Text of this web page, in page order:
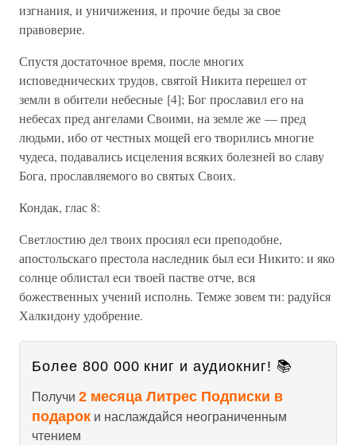
изгнания, и уничижения, и прочие беды за свое
правоверие.
Спустя достаточное время, после многих
исповеднических трудов, святой Никита перешел от
земли в обители небесные [4]; Бог прославил его на
небесах пред ангелами Своими, на земле же — пред
людьми, ибо от честных мощей его творились многие
чудеса, подавались исцеления всяких болезней во славу
Бога, прославляемого во святых Своих.
Кондак, глас 8:
Светлостию дел твоих просиял еси преподобне,
апостольскаго престола наследник был еси Никито: и яко
солнце облистал еси твоей пастве отче, вся
божественных учений исполнь. Темже зовем ти: радуйся
Халкидону удобрение.
Более 800 000 книг и аудиокниг! 📚
Получи 2 месяца Литрес Подписки в
подарок и наслаждайся неограниченным
чтением